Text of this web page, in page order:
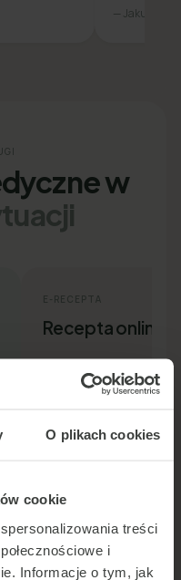
O plikach cookies
cookie
treści
i
Informacje o tym, jak
— Jakub L., 31
w
E-RECEPTA
Recepta online
Nowa recepta lub
leków bez wizyty osobiście.